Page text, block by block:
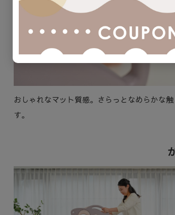
おしゃれなマット質感。さらっとなめらかな
す。